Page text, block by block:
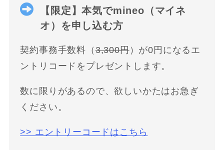
【限定】本気でmineo（マイネ
オ）を申し込む方
契約事務手数料（3,300円）が0円になるエ
ントリコードをプレゼントします。
数に限りがあるので、欲しいかたはお急ぎ
ください。
>> エントリーコードはこちら